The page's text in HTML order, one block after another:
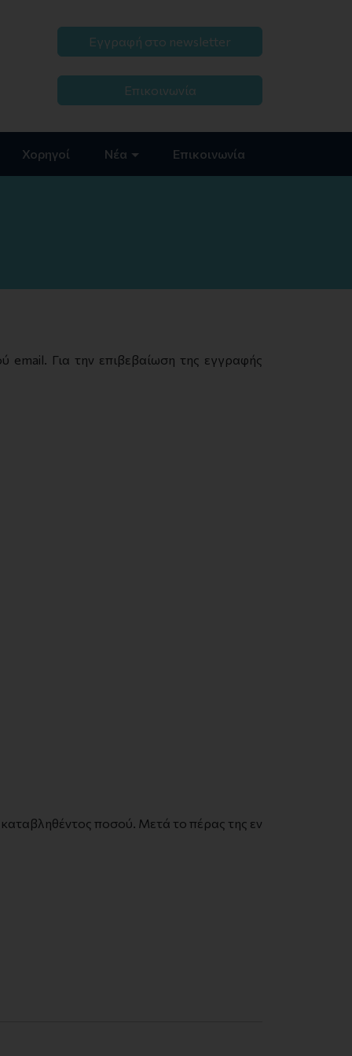
Εγγραφή στο newsletter
Επικοινωνία
Χορηγοί Νέα Επικοινωνία
email. Για την επιβεβαίωση της εγγραφής
ποσού. Μετά το πέρας της εν